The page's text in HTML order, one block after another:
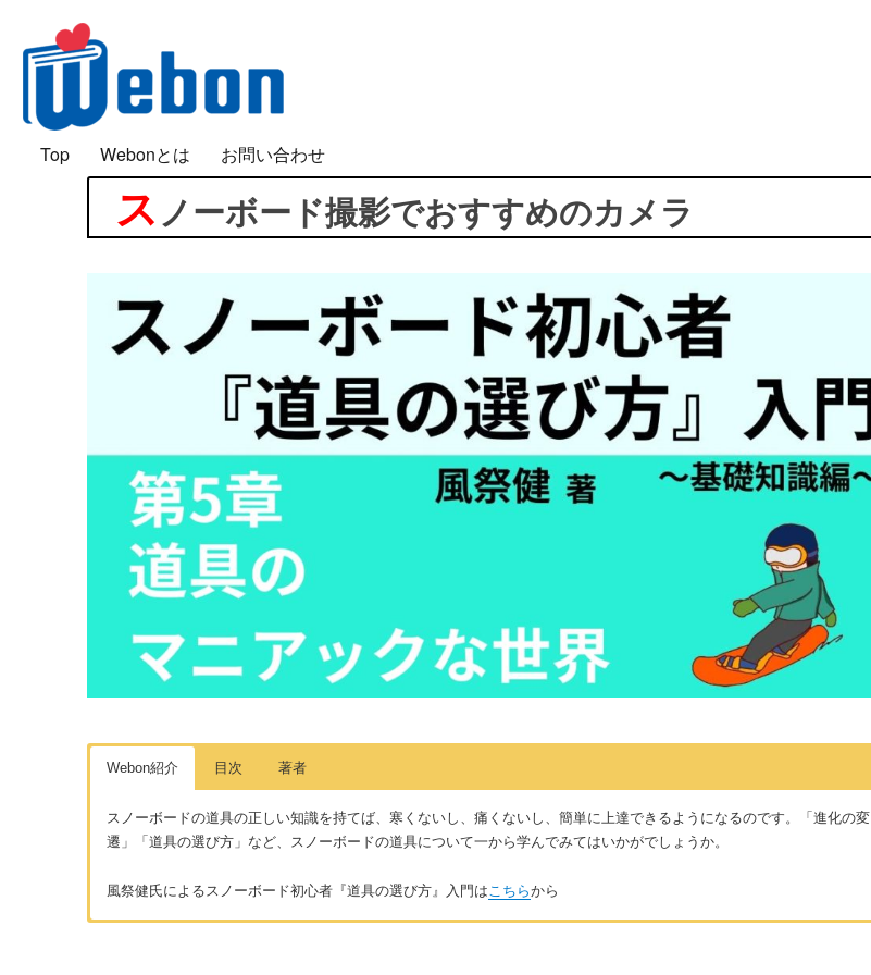
Webon（ウェボン）
「好き」は面白い
Top Webonとは お問い合わせ
スノーボード撮影でおすすめのカメラ
Webon紹介 目次 著者
スノーボードの道具の正しい知識を持てば、寒くないし、痛くないし、簡単に上達できるようになるのです。「進化の変
遷」「道具の選び方」など、スノーボードの道具について一から学んでみてはいかがでしょうか。
風祭健氏によるスノーボード初心者『道具の選び方』入門は こちらから